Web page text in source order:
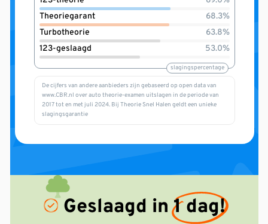
slagingspercentage
Theoriegarant
68.3%
Turbotheorie
63.8%
123-geslaagd
53.0%
De cijfers van andere aanbieders zijn gebaseerd op open data van
www.CBR.nl over auto theorie-examen uitslagen in de periode van
2017 tot en met juli 2024. Bij Theorie Snel Halen geldt een unieke
slagingsgarantie
Geslaagd in1 dag!